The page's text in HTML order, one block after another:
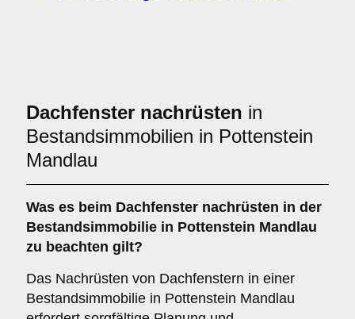
Dachfenster nachrüsten in
Bestandsimmobilien in Pottenstein
Mandlau
Was es beim Dachfenster nachrüsten in der
Bestandsimmobilie in Pottenstein Mandlau
zu beachten gilt?
Das Nachrüsten von Dachfenstern in einer
Bestandsimmobilie in Pottenstein Mandlau